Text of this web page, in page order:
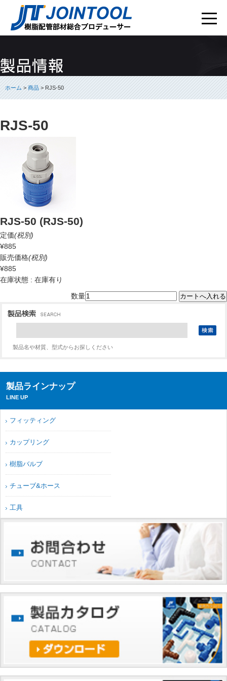
ホーム>商品> RJS-50
RJS-50
RJS-50 (RJS-50)
定価(税別)
¥885
販売価格(税別)
¥885
在庫状態 : 在庫有り
数量
製品名や材質、型式からお探しください
製品ラインナップ
LINE UP
フィッティング
カップリング
樹脂バルブ
チューブ&ホース
工具